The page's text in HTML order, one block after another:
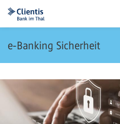
e-Banking Sicherheit